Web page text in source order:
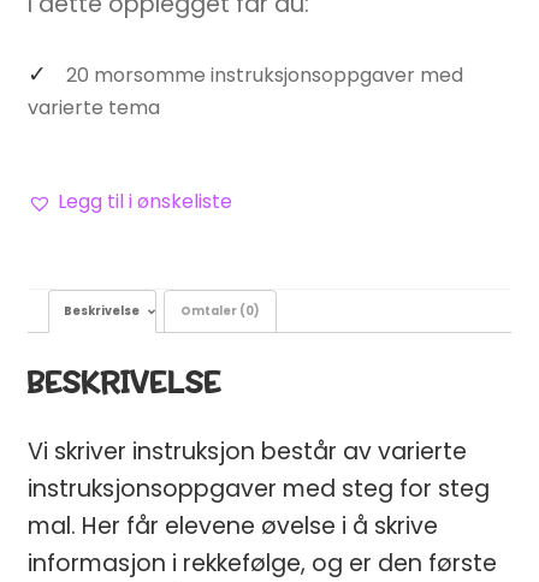
20 morsomme instruksjonsoppgaver med
varierte tema
Legg til i ønskeliste
Beskrivelse Omtaler (0)
BESKRIVELSE
Vi skriver instruksjon består av varierte
instruksjonsoppgaver med steg for steg
mal. Her får elevene øvelse i å skrive
informasjon i rekkefølge, og er den første